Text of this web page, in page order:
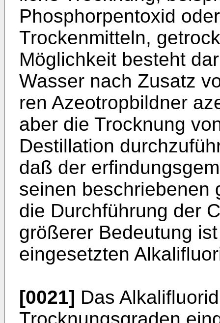
Phosphorpentoxid
Trockenmitteln,
Möglichkeit besteht
Wasser nach Zusatz
ren Azeotropbildner
aber die Trocknung
Destillation
daß der
seinen beschriebenen
die Durchführung der
größerer Bedeutung
eingesetzten
[0021] Das